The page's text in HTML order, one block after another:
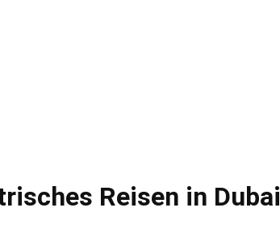
Reisen in Dubai